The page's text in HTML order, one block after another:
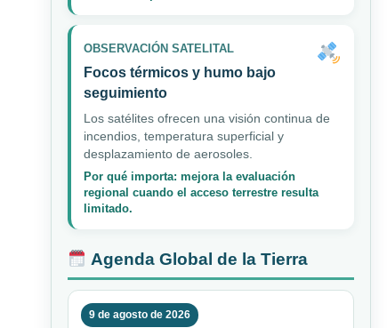
OBSERVACIÓN SATELITAL
Focos térmicos y humo bajo
seguimiento
Los satélites ofrecen una visión continua de
incendios, temperatura superficial y
desplazamiento de aerosoles.
Por qué importa: mejora la evaluación
regional cuando el acceso terrestre resulta
limitado.
Agenda Global de la Tierra
9 de agosto de 2026